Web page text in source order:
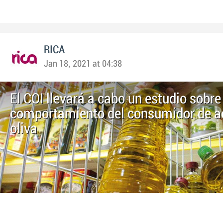
RICA
Jan 18, 2021 at 04:38
El COI llevará a cabo un estudio
comportamiento del consumidor de
oliva